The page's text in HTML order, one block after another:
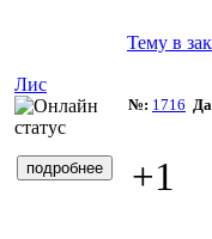
Тему в
Лис
№: 1716
+1